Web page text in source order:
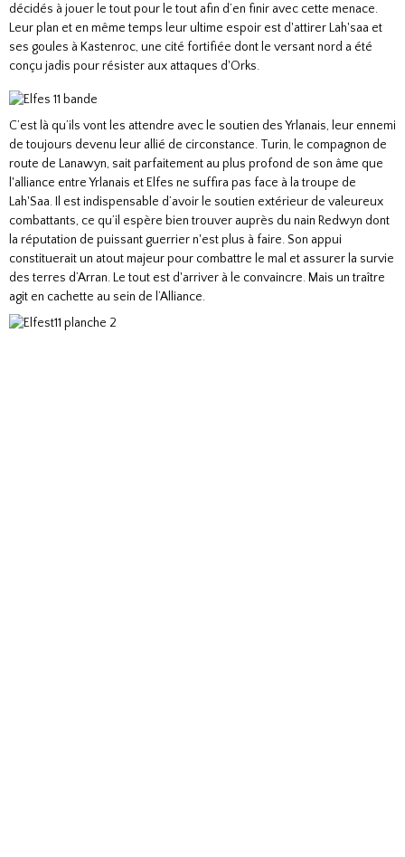
décidés à jouer le tout pour le tout afin d’en finir avec cette menace.
Leur plan et en même temps leur ultime espoir est d'attirer Lah'saa et
ses goules à Kastenroc, une cité fortifiée dont le versant nord a été
conçu jadis pour résister aux attaques d'Orks.
C’est là qu’ils vont les attendre avec le soutien des Yrlanais, leur ennemi
de toujours devenu leur allié de circonstance. Turin, le compagnon de
route de Lanawyn, sait parfaitement au plus profond de son âme que
l'alliance entre Yrlanais et Elfes ne suffira pas face à la troupe de
Lah'Saa. Il est indispensable d’avoir le soutien extérieur de valeureux
combattants, ce qu’il espère bien trouver auprès du nain Redwyn dont
la réputation de puissant guerrier n'est plus à faire. Son appui
constituerait un atout majeur pour combattre le mal et assurer la survie
des terres d’Arran. Le tout est d'arriver à le convaincre. Mais un traître
agit en cachette au sein de l’Alliance.